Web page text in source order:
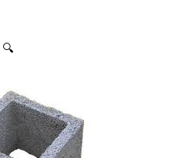
🔍